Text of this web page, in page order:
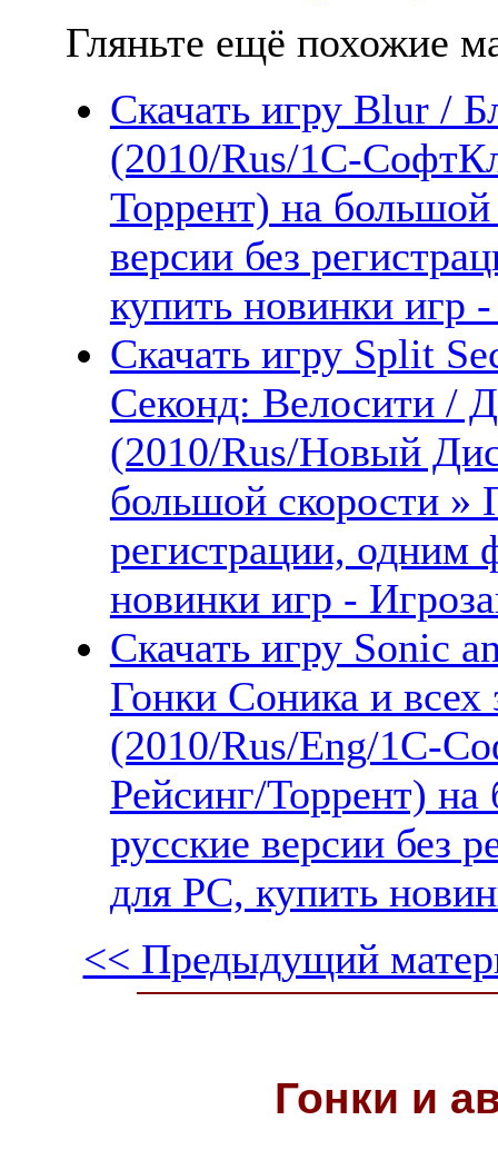
Гляньте ещё похожие
Скачать игру Blur /
(2010/Rus/1С-
Торрент) на
версии без
купить новинки игр
Скачать игру Split
Секонд: Велосити /
(2010/Rus/Новый
большой скорости »
регистрации, одним
новинки игр -
Скачать игру Sonic
Гонки Соника и всех
(2010/Rus/Eng/1С-
Рейсинг/Торрент)
русские версии без
для PC, купить
<< Предыдущий
Гонки и